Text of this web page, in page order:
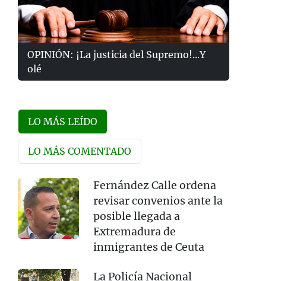
OPINIÓN: ¡La justicia del Supremo!...Y
olé
LO MÁS LEÍDO
LO MÁS COMENTADO
Fernández Calle ordena
revisar convenios ante la
posible llegada a
Extremadura de
inmigrantes de Ceuta
La Policía Nacional